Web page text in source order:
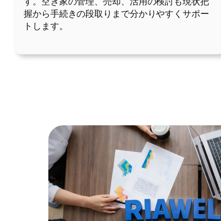
握から手続きの段取りまで分かりやすくサポー
トします。